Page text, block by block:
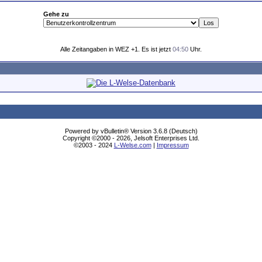
Gehe zu
Alle Zeitangaben in WEZ +1. Es ist jetzt 04:50 Uhr.
Powered by vBulletin® Version 3.6.8 (Deutsch)
Copyright ©2000 - 2026, Jelsoft Enterprises Ltd.
©2003 - 2024 L-Welse.com| Impressum